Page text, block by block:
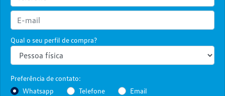
Qual o seu perfil de compra?
Preferência de contato:
Whatsapp
Telefone Email